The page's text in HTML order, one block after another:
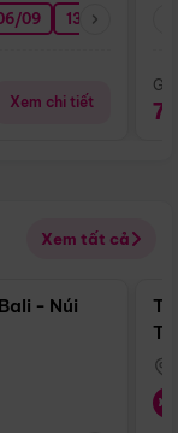
09 13/09
Xem chi tiết
Xem tất cả
Điểm nổi bật
- Núi